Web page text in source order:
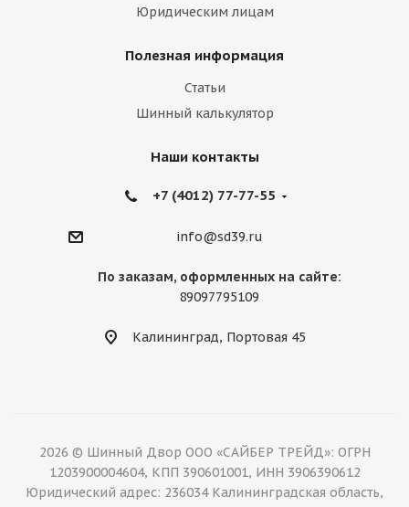
Юридическим лицам
Полезная информация
Статьи
Шинный калькулятор
Наши контакты
+7 (4012) 77-77-55
info@sd39.ru
По заказам, оформленных на сайте:
89097795109
Калининград, Портовая 45
2026 © Шинный Двор ООО «САЙБЕР ТРЕЙД»: ОГРН
1203900004604, КПП 390601001, ИНН 3906390612
Юридический адрес: 236034 Калининградская область,